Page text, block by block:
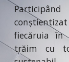
fiecăruia în
trăim cu